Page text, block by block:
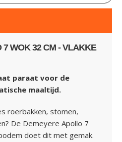
7 WOK 32 CM - VLAKKE
paraat voor de
maaltijd.
roerbakken, stomen,
De Demeyere Apollo 7
doet dit met gemak.